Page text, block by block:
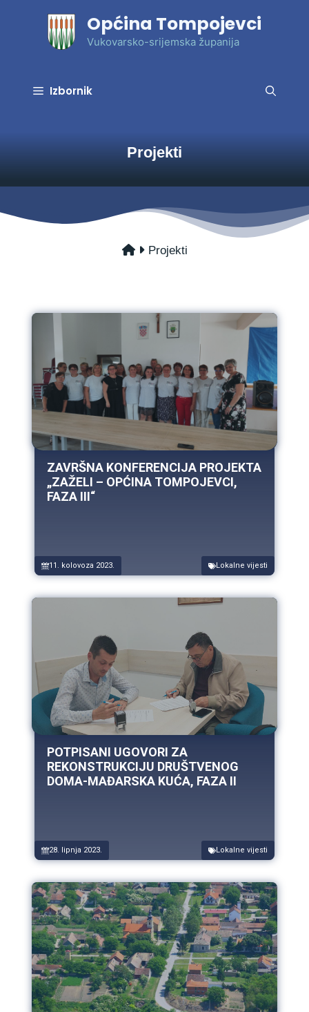
Općina Tompojevci
Vukovarsko-srijemska županija
Izbornik
Projekti
Projekti
ZAVRŠNA KONFERENCIJA PROJEKTA
„ZAŽELI – OPĆINA TOMPOJEVCI,
FAZA III“
11. kolovoza 2023. Lokalne vijesti
POTPISANI UGOVORI ZA
REKONSTRUKCIJU DRUŠTVENOG
DOMA-MAĐARSKA KUĆA, FAZA II
28. lipnja 2023. Lokalne vijesti